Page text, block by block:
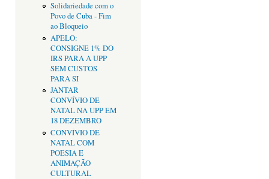
Solidariedade com o
Povo de Cuba - Fim
ao Bloqueio
APELO:
CONSIGNE 1% DO
IRS PARA A UPP
SEM CUSTOS
PARA SI
JANTAR
CONVÍVIO DE
NATAL NA UPP EM
18 DEZEMBRO
CONVÍVIO DE
NATAL COM
POESIA E
ANIMAÇÃO
CULTURAL